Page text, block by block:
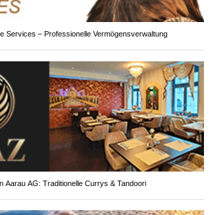
Services – Professionelle Vermögensverwaltung
Aarau AG: Traditionelle Currys & Tandoori